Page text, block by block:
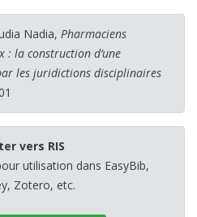
Nadia, Pharmaciens
: la construction d’une
les juridictions disciplinaires
vers RIS
utilisation dans EasyBib,
Zotero, etc.